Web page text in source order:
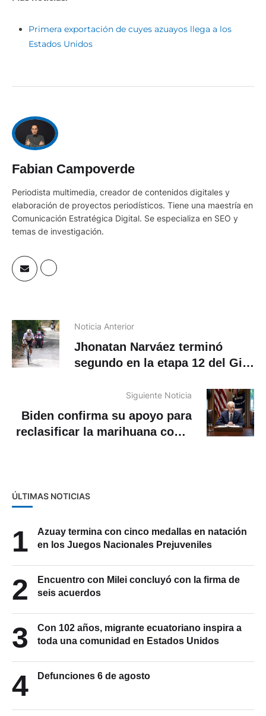
Primera exportación de cuyes azuayos llega a los
Estados Unidos
Fabian Campoverde
Periodista multimedia, creador de contenidos digitales y
elaboración de proyectos periodísticos. Tiene una maestría en
Comunicación Estratégica Digital. Se especializa en SEO y
temas de investigación.
Noticia Anterior
Jhonatan Narváez terminó
segundo en la etapa 12 del Giro
Siguiente Noticia
Biden confirma su apoyo para
reclasificar la marihuana como
ÚLTIMAS NOTICIAS
1
Azuay termina con cinco medallas en natación
en los Juegos Nacionales Prejuveniles
2
Encuentro con Milei concluyó con la firma de
seis acuerdos
3
Con 102 años, migrante ecuatoriano inspira a
toda una comunidad en Estados Unidos
4 Defunciones 6 de agosto